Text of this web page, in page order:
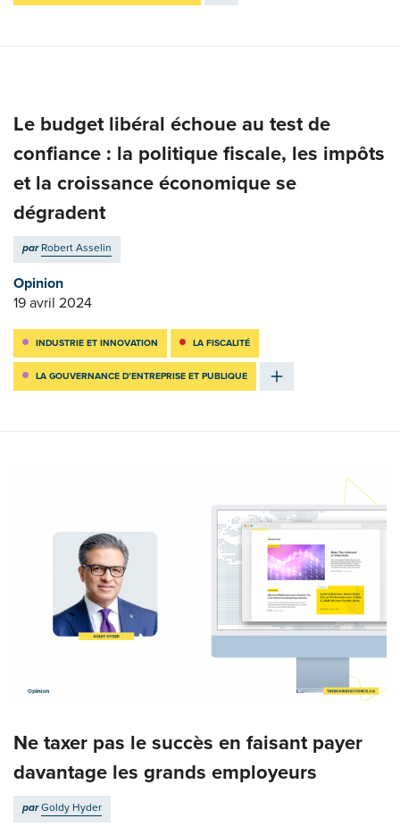
Le budget libéral échoue au test de
confiance : la politique fiscale, les impôts
et la croissance économique se
dégradent
parRobert Asselin
Opinion
19 avril 2024
INDUSTRIE ET INNOVATION LA FISCALITÉ
LA GOUVERNANCE D’ENTREPRISE ET PUBLIQUE
Ne taxer pas le succès en faisant payer
davantage les grands employeurs
parGoldy Hyder